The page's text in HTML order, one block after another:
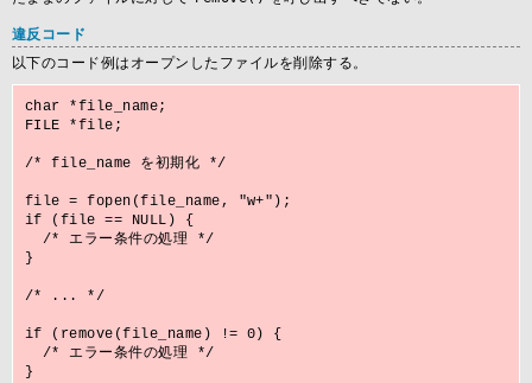
違反コード
以下のコード例はオープンしたファイルを削除する。
char *file_name;
FILE *file;
/* file_name を初期化 */
file = fopen(file_name, "w+");
if (file == NULL) {
}
/* ... */
if (remove(file_name) != 0) {
}